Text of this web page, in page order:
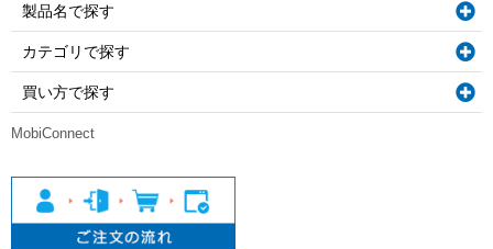
製品名で探す
カテゴリで探す
買い方で探す
MobiConnect